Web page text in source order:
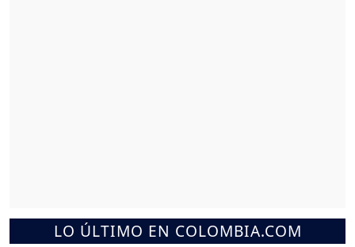
LO ÚLTIMO EN COLOMBIA.COM